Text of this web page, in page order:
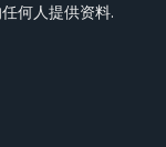
何人提供资料.